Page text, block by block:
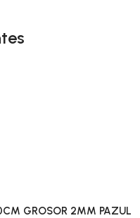
GROSOR 2MM PAZUL